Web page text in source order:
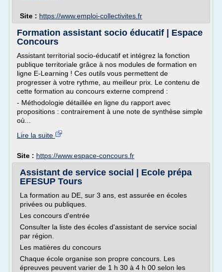
Site : https://www.emploi-collectivites.fr
Formation assistant socio éducatif | Espace
Concours
Assistant territorial socio-éducatif et intégrez la fonction
publique territoriale grâce à nos modules de formation en
ligne E-Learning ! Ces outils vous permettent de
progresser à votre rythme, au meilleur prix. Le contenu de
cette formation au concours externe comprend :
- Méthodologie détaillée en ligne du rapport avec
propositions : contrairement à une note de synthèse simple
où...
Lire la suite
Site : https://www.espace-concours.fr
Assistant de service social | Ecole prépa
EFESUP Tours
La formation au DE, sur 3 ans, est assurée en écoles
privées ou publiques.
Les concours d'entrée
Consulter la liste des écoles d'assistant de service social
par région.
Les matières du concours
Chaque école organise son propre concours. Les
épreuves peuvent varier de 1 h 30 à 4 h 00 selon les